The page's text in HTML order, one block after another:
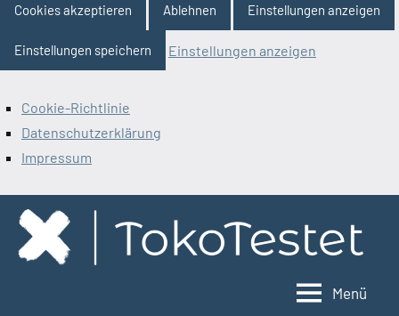
Cookies akzeptieren Ablehnen Einstellungen anzeigen
Einstellungen speichern Einstellungen anzeigen
Cookie-Richtlinie
Datenschutzerklärung
Impressum
Zum
Inhalt
springen
Menü